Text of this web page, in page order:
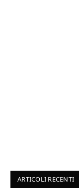
ARTICOLI RECENTI